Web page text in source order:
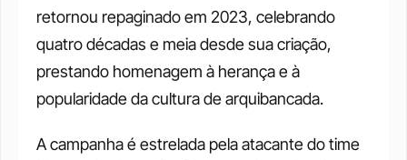
retornou repaginado em 2023, celebrando
quatro décadas e meia desde sua criação,
prestando homenagem à herança e à
popularidade da cultura de arquibancada.
A campanha é estrelada pela atacante do time